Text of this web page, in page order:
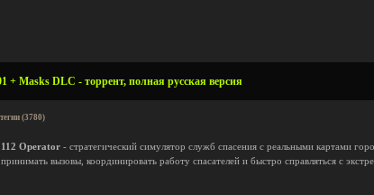
+ Masks DLC - торрент, полная русская версия
(3780)
112 Operator - стратегический симулятор служб спасения с реальными картами
принимать вызовы, координировать работу спасателей и быстро справляться с